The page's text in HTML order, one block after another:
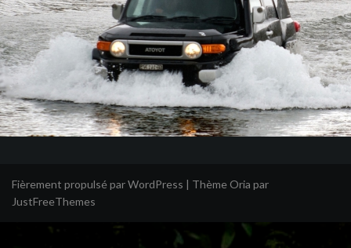
Fièrement propulsé par WordPress | Thème Oria par
JustFreeThemes